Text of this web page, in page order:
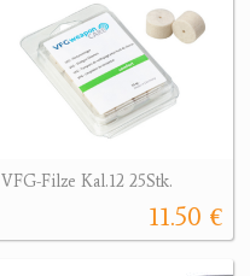
VFG-Filze Kal.12 25Stk.
11.50 €